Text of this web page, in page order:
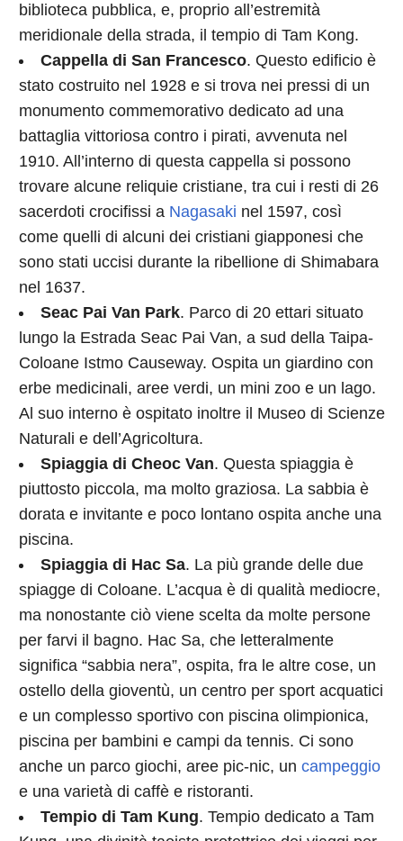
biblioteca pubblica, e, proprio all’estremità
meridionale della strada, il tempio di Tam Kong.
Cappella di San Francesco. Questo edificio è
stato costruito nel 1928 e si trova nei pressi di un
monumento commemorativo dedicato ad una
battaglia vittoriosa contro i pirati, avvenuta nel
1910. All’interno di questa cappella si possono
trovare alcune reliquie cristiane, tra cui i resti di 26
sacerdoti crocifissi a Nagasaki nel 1597, così
come quelli di alcuni dei cristiani giapponesi che
sono stati uccisi durante la ribellione di Shimabara
nel 1637.
Seac Pai Van Park. Parco di 20 ettari situato
lungo la Estrada Seac Pai Van, a sud della Taipa-
Coloane Istmo Causeway. Ospita un giardino con
erbe medicinali, aree verdi, un mini zoo e un lago.
Al suo interno è ospitato inoltre il Museo di Scienze
Naturali e dell’Agricoltura.
Spiaggia di Cheoc Van. Questa spiaggia è
piuttosto piccola, ma molto graziosa. La sabbia è
dorata e invitante e poco lontano ospita anche una
piscina.
Spiaggia di Hac Sa. La più grande delle due
spiagge di Coloane. L’acqua è di qualità mediocre,
ma nonostante ciò viene scelta da molte persone
per farvi il bagno. Hac Sa, che letteralmente
significa “sabbia nera”, ospita, fra le altre cose, un
ostello della gioventù, un centro per sport acquatici
e un complesso sportivo con piscina olimpionica,
piscina per bambini e campi da tennis. Ci sono
anche un parco giochi, aree pic-nic, un campeggio
e una varietà di caffè e ristoranti.
Tempio di Tam Kung. Tempio dedicato a Tam